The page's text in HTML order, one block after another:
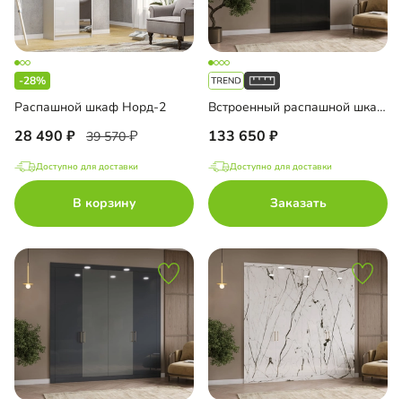
-28%
Распашной шкаф Норд-2
28 490 39 570
Доступно для доставки
В корзину
Встроенный распашной шкаф Тино-2-4
133 650
Доступно для доставки
Заказать